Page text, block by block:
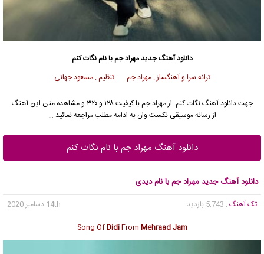
دانلود آهنگ جدیدمهراد جمبا نام نگات کنم
ترانه سرا و آهنگساز : مهراد جم تنظیم : مسعود جهانی
جهت دانلود آهنگ نگات کنم ازمهراد جم
با کیفیت ۱۲۸ و ۳۲۰ و مشاهده متن این آهنگ
از رسانه موسیقی نکست وان به ادامه مطلب مراجعه نمائید …
دانلود آهنگ مهراد جم با نام نگات کنم
دانلود آهنگ جدید مهراد جم با نام دیدی
تک آهنگ , 5,743 بازدید
14th دسامبر 2020
Song OfDidiFrom Mehraad Jam